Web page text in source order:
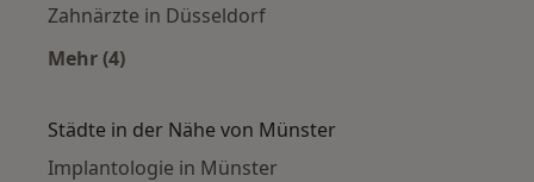
Zahnärzte in Düsseldorf
Mehr (4)
Städte in der Nähe von Münster
Implantologie in Münster